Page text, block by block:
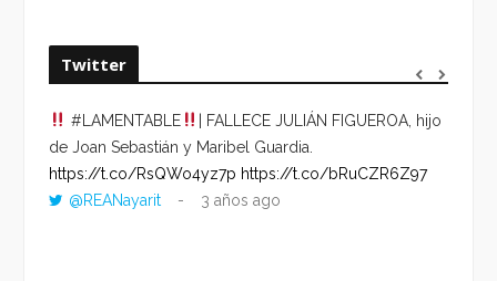
Twitter
#LAMENTABLE
| FALLECE JULIÁN FIGUEROA, hijo
de Joan Sebastián y Maribel Guardia.
https://t.co/RsQWo4yz7p https://t.co/bRuCZR6Z97
@REANayarit
3 años ago